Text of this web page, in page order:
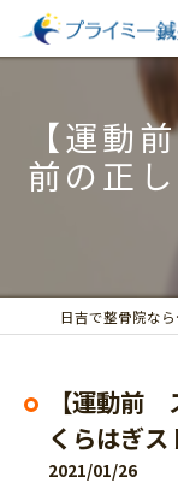
【運動
前の正
日
【運動前
くらはぎス
2021/01/26